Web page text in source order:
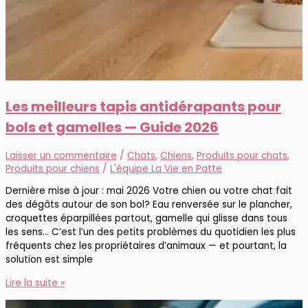
Les meilleurs tapis antidérapants pour
bols et gamelles — Guide 2026
Laisser un commentaire / Chats, Chiens, Produits pour chats,
Produits pour chiens / L'équipe La Vie en Patte
Dernière mise à jour : mai 2026 Votre chien ou votre chat fait
des dégâts autour de son bol? Eau renversée sur le plancher,
croquettes éparpillées partout, gamelle qui glisse dans tous
les sens… C’est l’un des petits problèmes du quotidien les plus
fréquents chez les propriétaires d’animaux — et pourtant, la
solution est simple
Les
Lire la suite »